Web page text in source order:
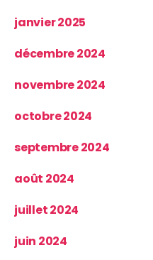
janvier 2025
décembre 2024
novembre 2024
octobre 2024
septembre 2024
août 2024
juillet 2024
juin 2024